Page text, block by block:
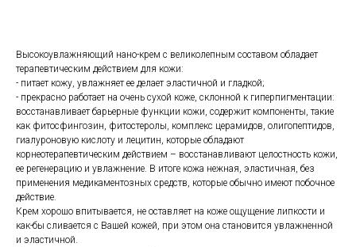
Высокоувлажняющий нано-крем с великолепным составом обладает
терапевтическим действием для кожи:
- питает кожу, увлажняет ее делает эластичной и гладкой;
- прекрасно работает на очень сухой коже, склонной к гиперпигментации:
восстанавливает барьерные функции кожи, содержит компоненты, такие
как фитосфингозин, фитостеролы, комплекс церамидов, олигопептидов,
гиалуроновую кислоту и лецитин, которые обладают
корнеотерапевтическим действием – восстанавливают целостность кожи,
ее регенерацию и увлажнение. В итоге кожа нежная, эластичная, без
применения медикаментозных средств, которые обычно имеют побочное
действие.
Крем хорошо впитывается, не оставляет на коже ощущение липкости и
как-бы сливается с Вашей кожей, при этом она становится увлажненной
и эластичной.